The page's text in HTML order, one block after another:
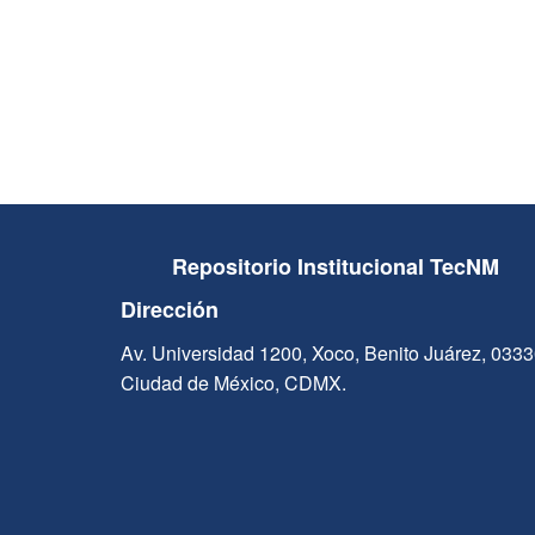
Repositorio Institucional TecNM
Dirección
Av. Universidad 1200, Xoco, Benito Juárez,
Ciudad de México, CDMX.